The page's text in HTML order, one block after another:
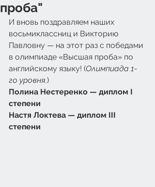
проба"
И вновь поздравляем наших
восьмиклассниц и Викторию
Павловну — на этот раз с победами
в олимпиаде «Высшая проба» по
английскому языку! (Олимпиада 1-
го уровня.)
Полина Нестеренко — диплом I
степени
Настя Локтева — диплом III
степени